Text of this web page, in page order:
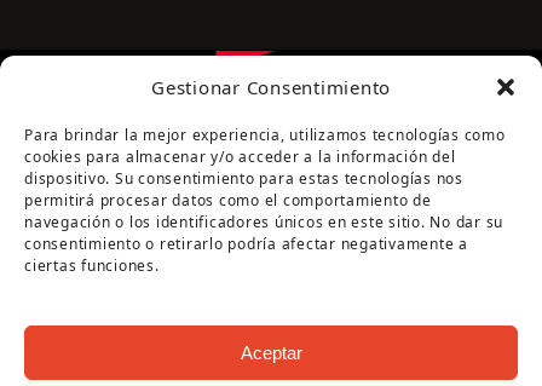
Gestionar Consentimiento
Para brindar la mejor experiencia, utilizamos tecnologías como
cookies para almacenar y/o acceder a la información del
dispositivo. Su consentimiento para estas tecnologías nos
permitirá procesar datos como el comportamiento de
navegación o los identificadores únicos en este sitio. No dar su
consentimiento o retirarlo podría afectar negativamente a
ciertas funciones.
Aceptar
Página cofinanciada por la Diputación de Córdoba